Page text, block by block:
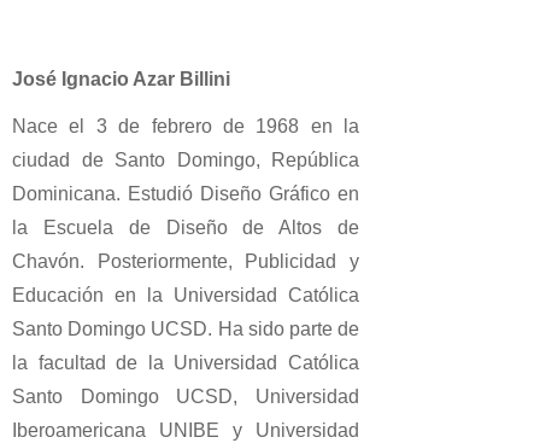
José Ignacio Azar Billini
Nace el 3 de febrero de 1968 en la
ciudad de Santo Domingo, República
Dominicana. Estudió Diseño Gráfico en
la Escuela de Diseño de Altos de
Chavón. Posteriormente, Publicidad y
Educación en la Universidad Católica
Santo Domingo UCSD. Ha sido parte de
la facultad de la Universidad Católica
Santo Domingo UCSD, Universidad
Iberoamericana UNIBE y Universidad